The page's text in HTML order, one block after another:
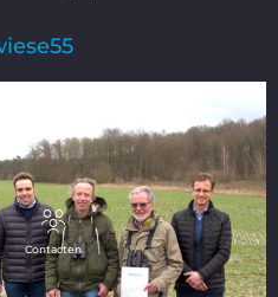
Contacten